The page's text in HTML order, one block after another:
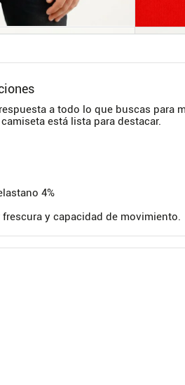
a todo lo que buscas para
está lista para destacar.
4%
y capacidad de movimiento.
Camiseta tipo polo para
hombre rosada kapo
B52
quincenas de
AGREGAR
B52